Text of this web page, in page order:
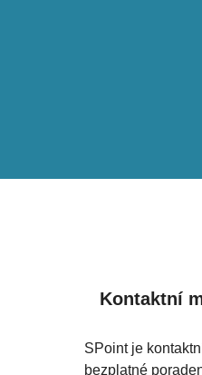
Kontaktní
SPoint je
bezplatné